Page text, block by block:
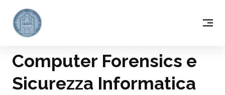
Computer Forensics e
Sicurezza Informatica